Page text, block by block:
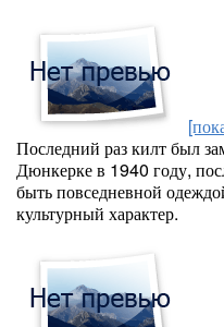
Последний раз килт был
Дюнкерке в 1940 году,
быть повседневной
культурный характер.